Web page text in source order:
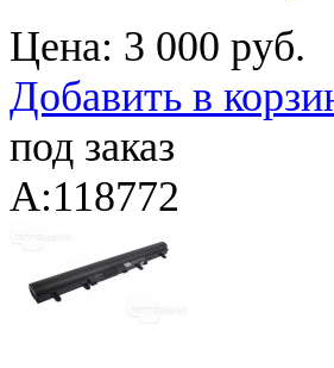
Цена: 3 000 руб.
Добавить в
под заказ
A:118772